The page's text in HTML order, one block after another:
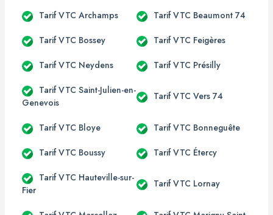
Tarif VTC Archamps Tarif VTC Beaumont 74
Tarif VTC Bossey Tarif VTC Feigères
Tarif VTC Neydens Tarif VTC Présilly
Tarif VTC Saint-Julien-en-
Genevois
Tarif VTC Vers 74
Tarif VTC Bloye Tarif VTC Bonneguête
Tarif VTC Boussy Tarif VTC Étercy
Tarif VTC Hauteville-sur-
Fier
Tarif VTC Lornay